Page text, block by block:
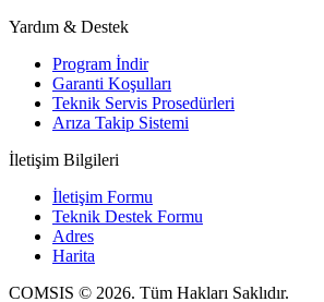
Yardım & Destek
Program İndir
Garanti Koşulları
Teknik Servis Prosedürleri
Arıza Takip Sistemi
İletişim Bilgileri
İletişim Formu
Teknik Destek Formu
Adres
Harita
COMSIS © 2026. Tüm Hakları Saklıdır.